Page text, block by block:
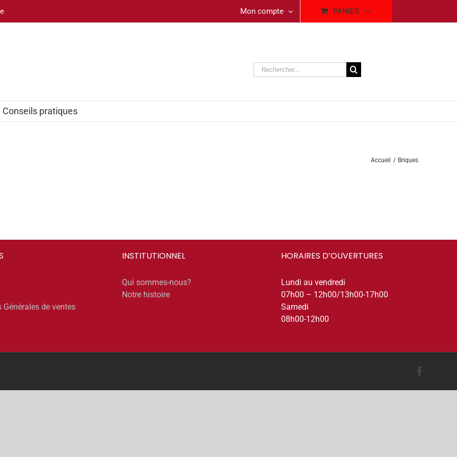
Mon compte PANIER
Rechercher:
Conseils pratiques
Accueil Briques
Générales de ventes
INSTITUTIONNEL
Qui sommes-nous?
Notre histoire
HORAIRES D’OUVERTURES
Lundi au vendredi
07h00 – 12h00/13h00-17h00
Samedi
08h00-12h00